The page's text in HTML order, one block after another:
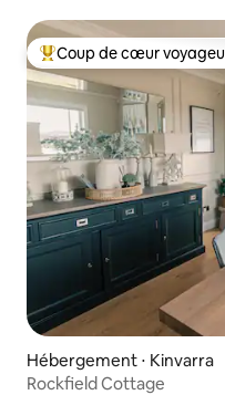
Coups de cœur
Coup de cœur
Hébergement ⋅ Kinvarra
Rockfield Cottage